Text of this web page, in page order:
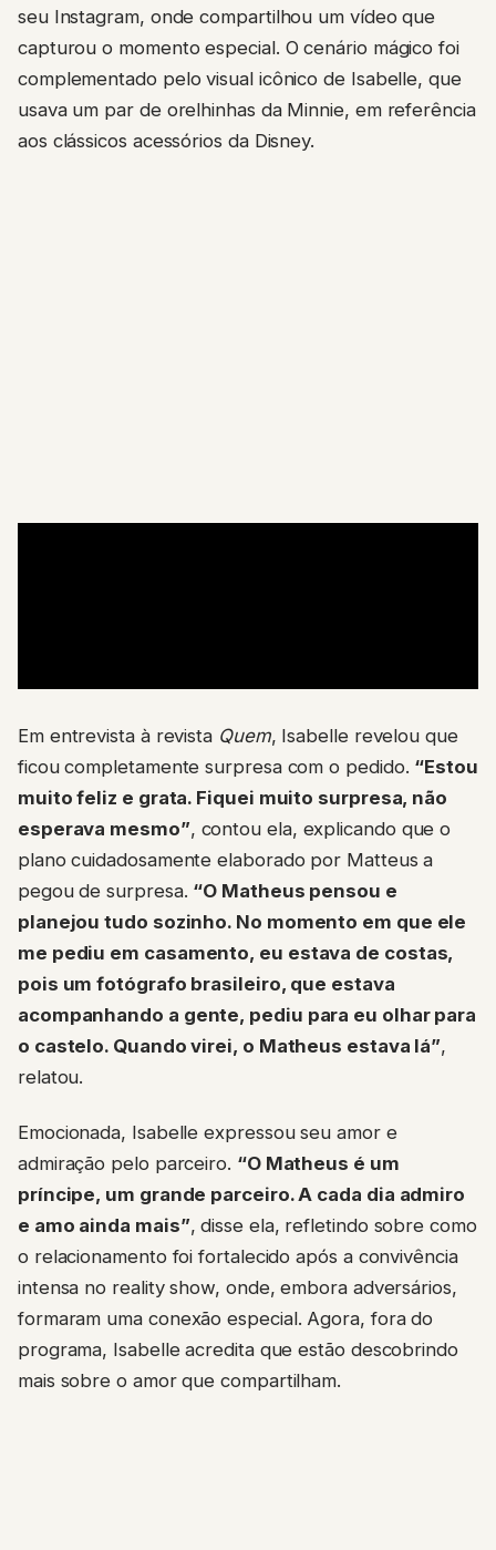
seu Instagram, onde compartilhou um vídeo que
capturou o momento especial. O cenário mágico foi
complementado pelo visual icônico de Isabelle, que
usava um par de orelhinhas da Minnie, em referência
aos clássicos acessórios da Disney.
Em entrevista à revista Quem, Isabelle revelou que
ficou completamente surpresa com o pedido. “Estou
muito feliz e grata. Fiquei muito surpresa, não
esperava mesmo”, contou ela, explicando que o
plano cuidadosamente elaborado por Matteus a
pegou de surpresa. “O Matheus pensou e
planejou tudo sozinho. No momento em que ele
me pediu em casamento, eu estava de costas,
pois um fotógrafo brasileiro, que estava
acompanhando a gente, pediu para eu olhar para
o castelo. Quando virei, o Matheus estava lá”,
relatou.
Emocionada, Isabelle expressou seu amor e
admiração pelo parceiro. “O Matheus é um
príncipe, um grande parceiro. A cada dia admiro
e amo ainda mais”, disse ela, refletindo sobre como
o relacionamento foi fortalecido após a convivência
intensa no reality show, onde, embora adversários,
formaram uma conexão especial. Agora, fora do
programa, Isabelle acredita que estão descobrindo
mais sobre o amor que compartilham.